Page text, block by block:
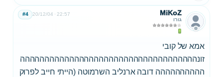
MiKoZ
גורו
20/12/04 22:57
#4
אמא של קובי
זונהההההההההההההההההההההההההההההההההההה
הההההההההה דובה ארנליב השרמוטה (הייתי חייב לפרוק